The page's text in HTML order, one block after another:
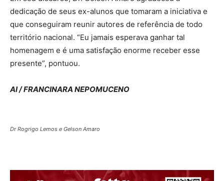
dedicação de seus ex-alunos que tomaram a iniciativa e
que conseguiram reunir autores de referência de todo
território nacional. “Eu jamais esperava ganhar tal
homenagem e é uma satisfação enorme receber esse
presente”, pontuou.
AI / FRANCINARA NEPOMUCENO
Dr Rogrigo Lemos e Gelson Amaro